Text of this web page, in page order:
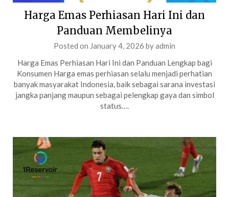
Harga Emas Perhiasan Hari Ini dan
Panduan Membelinya
Posted on January 4, 2026 byadmin
Harga Emas Perhiasan Hari Ini dan Panduan Lengkap bagi
Konsumen Harga emas perhiasan selalu menjadi perhatian
banyak masyarakat Indonesia, baik sebagai sarana investasi
jangka panjang maupun sebagai pelengkap gaya dan simbol
status….